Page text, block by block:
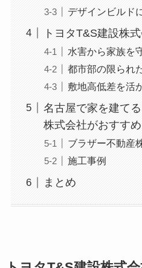
デザインビルド
トヨタT&S建設株
水害から家族を
都市部の限られ
敷地高低差を活
名古屋で家を建て
株式会社がおすすめ
ブラザー不動産
施工事例
まとめ